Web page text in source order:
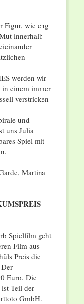
Figur, wie eng
innerhalb
werden wir
in einem immer
verstricken
und
uns Julia
Spiel mit
Martina
Spielfilm geht
Film aus
Preis die
Euro. Die
ist Teil der
GmbH.